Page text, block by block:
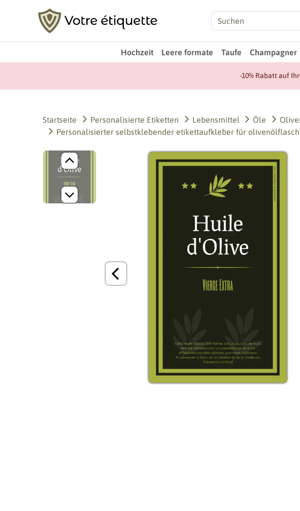
Hochzeit Leere formate Taufe Champagner
-10% Rabatt auf
Startseite Personalisierte Etiketten Lebensmittel Öle
Personalisierter selbstklebender etikettaufkleber für